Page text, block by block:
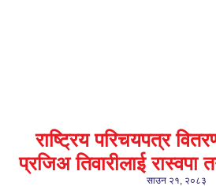
राष्ट्रिय परिचयपत्र
प्रजिअ तिवारीलाई रास्वपा
साउन २१, २०८३